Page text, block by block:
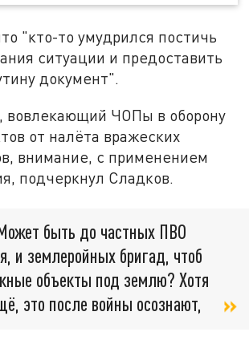
"кто-то умудрился постичь
ситуации и предоставить
документ".
вовлекающий ЧОПы в оборону
от налёта вражеских
внимание, с применением
подчеркнул Сладков.
быть до частных ПВО
и землеройных бригад, чтоб
объекты под землю? Хотя
это после войны осознают,